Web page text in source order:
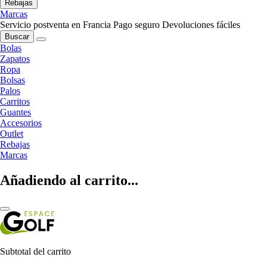
Rebajas
Marcas
Servicio postventa en Francia Pago seguro Devoluciones fáciles
Buscar
Bolas
Zapatos
Ropa
Bolsas
Palos
Carritos
Guantes
Accesorios
Outlet
Rebajas
Marcas
Añadiendo al carrito...
Subtotal del carrito